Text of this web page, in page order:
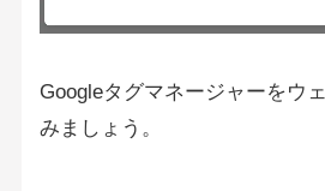
Googleタグマネージャーをウ
みましょう。